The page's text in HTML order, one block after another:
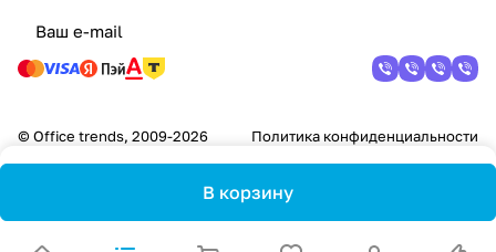
В корзину
© Office trends, 2009-2026 Политика конфиденциальности